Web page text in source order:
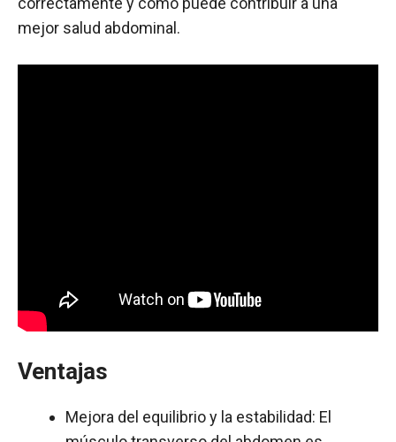
mejor salud abdominal.
Ventajas
Mejora del equilibrio y la estabilidad: El